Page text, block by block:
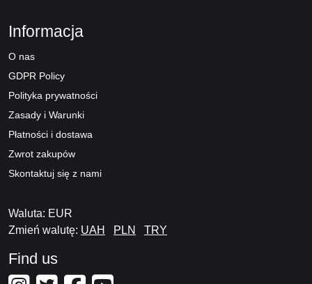
Informacja
O nas
GDPR Policy
Polityka prywatności
Zasady i Warunki
Płatności i dostawa
Zwrot zakupów
Skontaktuj się z nami
Waluta: EUR
Zmień walutę: UAH PLN TRY
Find us